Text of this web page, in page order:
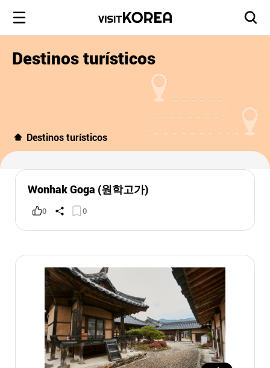
Destinos turísticos
Destinos turísticos
Wonhak Goga (원학고가)
0 0